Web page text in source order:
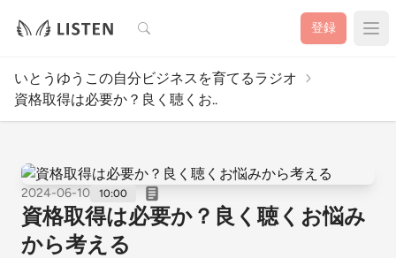
検索 登録
いとうゆうこの自分ビジネスを育てるラジオ
資格取得は必要か？良く聴くお..
2024-06-10 10:00
資格取得は必要か？良く聴くお悩み
から考える